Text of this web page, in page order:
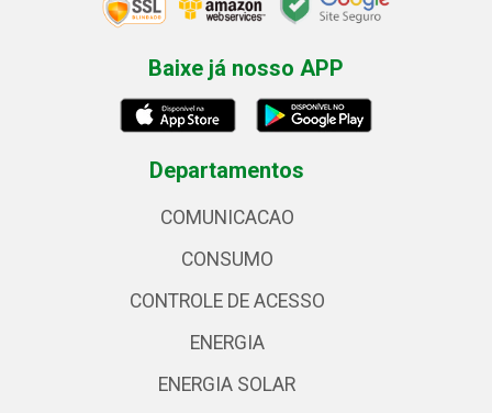
Baixe já nosso APP
Departamentos
COMUNICACAO
CONSUMO
CONTROLE DE ACESSO
ENERGIA
ENERGIA SOLAR